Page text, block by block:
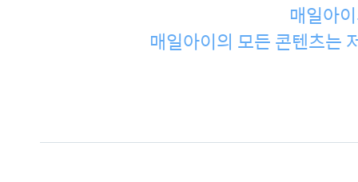
매일아
매일아이의 모든 콘텐츠는